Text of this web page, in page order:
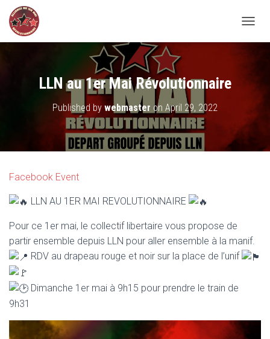
LLN au 1er Mai Révolutionnaire
Published by webmaster on April 29, 2022
Facebook Event
LLN AU 1ER MAI REVOLUTIONNAIRE
Pour ce 1er mai, le collectif libertaire vous propose de
partir ensemble depuis LLN pour aller ensemble à la manif.
RDV au drapeau rouge et noir sur la place de l’unif
Dimanche 1er mai à 9h15 pour prendre le train de
9h31